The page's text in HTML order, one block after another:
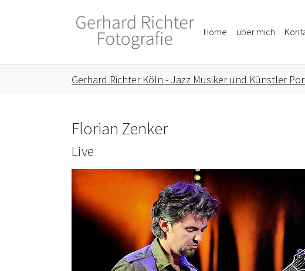
Home über mich
Gerhard Richter Köln - Jazz Musiker und Künstler
Florian Zenker
Live
Show larger version for: